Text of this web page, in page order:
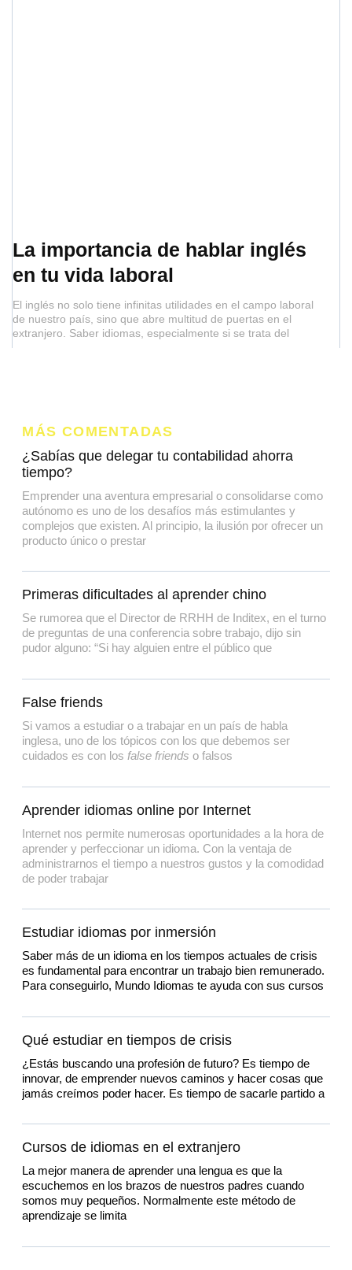
La importancia de hablar inglés
en tu vida laboral
El inglés no solo tiene infinitas utilidades en el campo laboral
de nuestro país, sino que abre multitud de puertas en el
extranjero. Saber idiomas, especialmente si se trata del
MÁS COMENTADAS
¿Sabías que delegar tu contabilidad ahorra
tiempo?
Emprender una aventura empresarial o consolidarse como
autónomo es uno de los desafíos más estimulantes y
complejos que existen. Al principio, la ilusión por ofrecer un
producto único o prestar
Primeras dificultades al aprender chino
Se rumorea que el Director de RRHH de Inditex, en el turno
de preguntas de una conferencia sobre trabajo, dijo sin
pudor alguno: “Si hay alguien entre el público que
False friends
Si vamos a estudiar o a trabajar en un país de habla
inglesa, uno de los tópicos con los que debemos ser
cuidados es con los false friends o falsos
Aprender idiomas online por Internet
Internet nos permite numerosas oportunidades a la hora de
aprender y perfeccionar un idioma. Con la ventaja de
administrarnos el tiempo a nuestros gustos y la comodidad
de poder trabajar
Estudiar idiomas por inmersión
Saber más de un idioma en los tiempos actuales de crisis
es fundamental para encontrar un trabajo bien remunerado.
Para conseguirlo, Mundo Idiomas te ayuda con sus cursos
Qué estudiar en tiempos de crisis
¿Estás buscando una profesión de futuro? Es tiempo de
innovar, de emprender nuevos caminos y hacer cosas que
jamás creímos poder hacer. Es tiempo de sacarle partido a
Cursos de idiomas en el extranjero
La mejor manera de aprender una lengua es que la
escuchemos en los brazos de nuestros padres cuando
somos muy pequeños. Normalmente este método de
aprendizaje se limita